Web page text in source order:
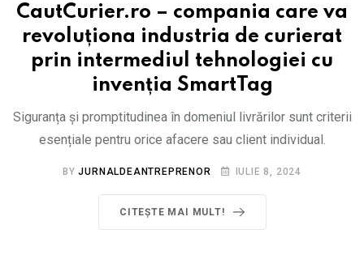
CautCurier.ro – compania care va
revoluționa industria de curierat
prin intermediul tehnologiei cu
invenția SmartTag
Siguranța și promptitudinea în domeniul livrărilor sunt criterii
esențiale pentru orice afacere sau client individual.
BYJURNALDEANTREPRENOR IULIE 8, 2024
CITEȘTE MAI MULT!